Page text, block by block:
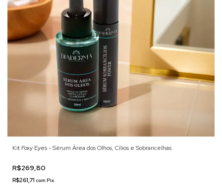
Kit Foxy Eyes - Sérum Área dos Olhos, Cílios e Sobrancelhas.
R$269,80
R$261,71 com Pix